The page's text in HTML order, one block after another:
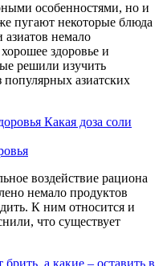
особенностями, но и
пугают некоторые блюда
азиатов немало
здоровье и
решили изучить
популярных азиатских
Какая доза соли
воздействие рациона
немало продуктов
К ним относится и
что существует